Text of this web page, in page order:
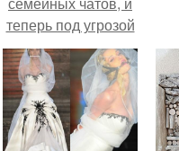
теперь под угрозой
мамины нервы.